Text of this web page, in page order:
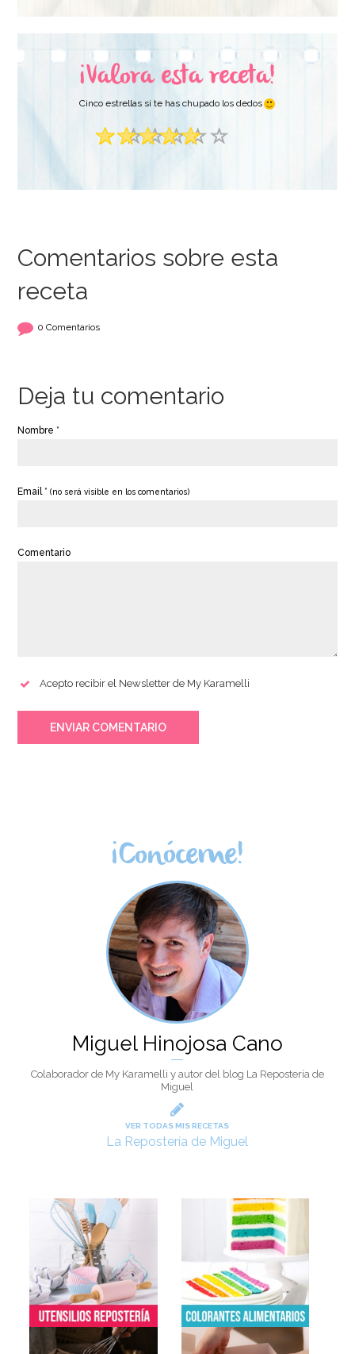
AÑADIR AÑADIR
¡Valora esta receta!
Cinco estrellas si te has chupado los dedos
Comentarios sobre esta
receta
0 Comentarios
Deja tu comentario
Nombre *
Email *(no será visible en los comentarios)
Comentario
Acepto recibir el Newsletter de My Karamelli
ENVIAR COMENTARIO
¡Conóceme!
Miguel Hinojosa Cano
Colaborador de My Karamelli y autor del blog La Repostería de
Miguel
VER TODAS MIS RECETAS
La Repostería de Miguel